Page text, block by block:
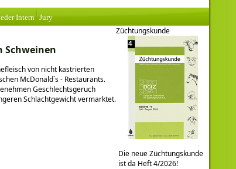
Intern Jury
Schweinen
von nicht kastrierten
McDonald´s - Restaurants.
Geschlechtsgeruch
Schlachtgewicht vermarktet.
Züchtungskunde
Die neue Züchtungskunde
ist da Heft 4/2026!